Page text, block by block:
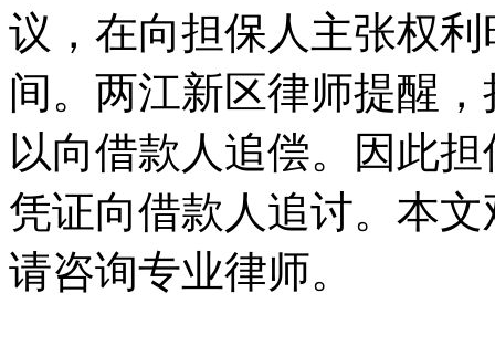
议，在向担保人主张权
间。两江新区律师提醒
以向借款人追偿。因此
凭证向借款人追讨。本
请咨询专业律师。